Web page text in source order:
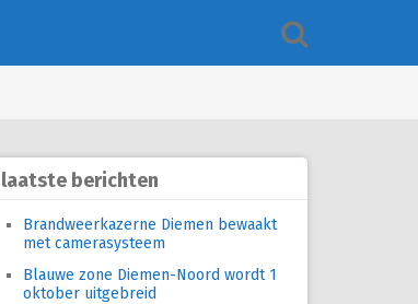
laatste berichten
Brandweerkazerne Diemen bewaakt
met camerasysteem
Blauwe zone Diemen-Noord wordt 1
oktober uitgebreid